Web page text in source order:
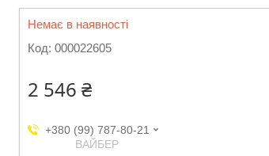
Немає в наявності
Код: 000022605
2 546 ₴
+380 (99) 787-80-21
ВАЙБЕР